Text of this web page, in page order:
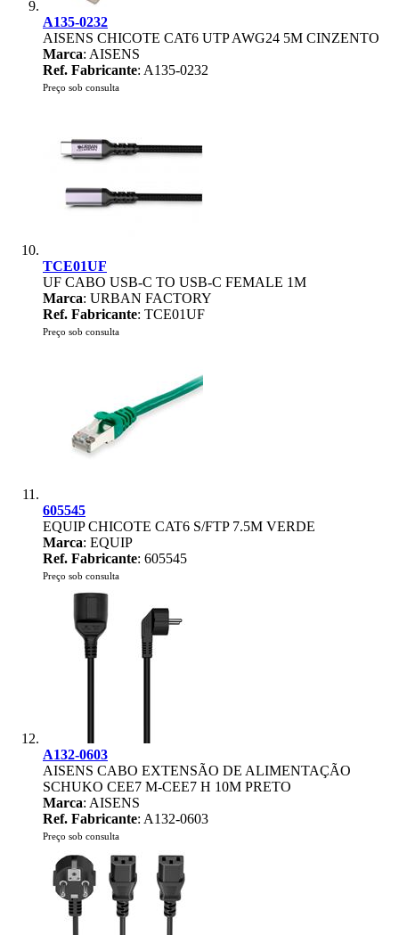
A135-0232
AISENS CHICOTE CAT6 UTP AWG24 5M CINZENTO
Marca: AISENS
Ref. Fabricante: A135-0232
Preço sob consulta
TCE01UF
UF CABO USB-C TO USB-C FEMALE 1M
Marca: URBAN FACTORY
Ref. Fabricante: TCE01UF
Preço sob consulta
605545
EQUIP CHICOTE CAT6 S/FTP 7.5M VERDE
Marca: EQUIP
Ref. Fabricante: 605545
Preço sob consulta
A132-0603
AISENS CABO EXTENSÃO DE ALIMENTAÇÃO
SCHUKO CEE7 M-CEE7 H 10M PRETO
Marca: AISENS
Ref. Fabricante: A132-0603
Preço sob consulta